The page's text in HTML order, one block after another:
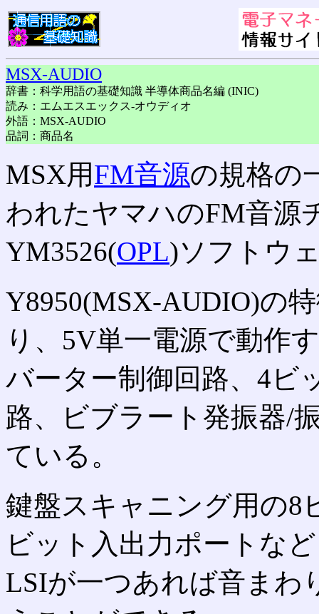
MSX-AUDIO
辞書：科学用語の基礎知識 半導体商品名編 (INIC)
読み：エムエスエックス-オウディオ
外語：MSX-AUDIO
品詞：商品名
MSX用FM音源の規格の
われたヤマハのFM音源
YM3526(OPL)ソフトウ
Y8950(MSX-AUDIO)の
り、5V単一電源で動作
バーター制御回路、4ビ
路、ビブラート発振器/
ている。
鍵盤スキャニング用の8
ビット入出力ポートな
LSIが一つあれば音まわ